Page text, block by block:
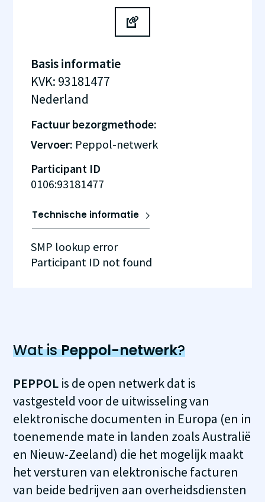
Basis informatie
KVK: 93181477
Nederland
Factuur bezorgmethode:
Vervoer: Peppol-netwerk
Participant ID
0106:93181477
Technische informatie
SMP lookup error
Participant ID not found
Wat isPeppol-netwerk?
PEPPOL is de open netwerk dat is
vastgesteld voor de uitwisseling van
elektronische documenten in Europa (en in
toenemende mate in landen zoals Australië
en Nieuw-Zeeland) die het mogelijk maakt
het versturen van elektronische facturen
van beide bedrijven aan overheidsdiensten